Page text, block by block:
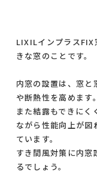
LIXILインプラスFIX
きな窓のことです。
内窓の設置は、窓と
や断熱性を高めます。
また結露もできにく
ながら性能向上が図
ています。
すき間風対策に内窓
るでしょう。